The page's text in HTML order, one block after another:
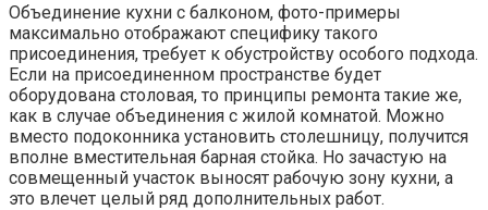
Объединение кухни с балконом, фото-примеры
максимально отображают специфику такого
присоединения, требует к обустройству особого подхода.
Если на присоединенном пространстве будет
оборудована столовая, то принципы ремонта такие же,
как в случае объединения с жилой комнатой. Можно
вместо подоконника установить столешницу, получится
вполне вместительная барная стойка. Но зачастую на
совмещенный участок выносят рабочую зону кухни, а
это влечет целый ряд дополнительных работ.